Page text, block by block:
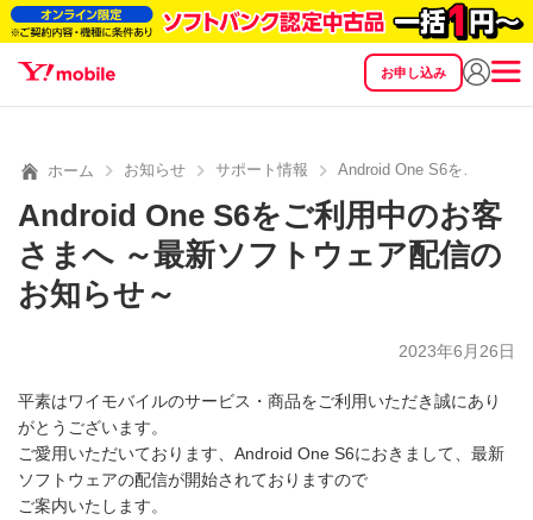
お申し込み
SEARCH
ホーム お知らせ サポート情報 Android One S6をご利用中
Android One S6をご利用中のお客
さまへ ～最新ソフトウェア配信の
お知らせ～
2023年6月26日
平素はワイモバイルのサービス・商品をご利用いただき誠にあり
がとうございます。
ご愛用いただいております、Android One S6におきまして、最新
ソフトウェアの配信が開始されておりますので
ご案内いたします。